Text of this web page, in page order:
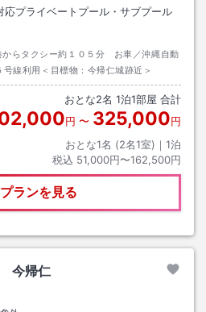
プライベートプール・サブプール
からタクシー約１０５分 お車／沖縄自動
利用＜目標物：今帰仁城跡近＞
おとな2名 1泊1部屋 合計
円 〜 325,000円
おとな1名 (2名1室)｜ 1泊
税込 51,000円〜162,500円
ランを見る
今帰仁